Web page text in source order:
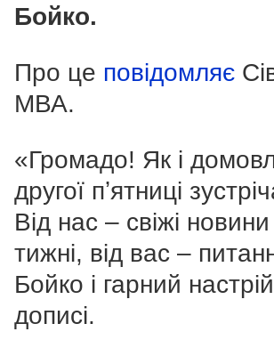
Бойко.
Про це повідомляє
МВА.
«Громадо! Як і
другої пʼятниці
Від нас – свіжі
тижні, від вас –
Бойко і гарний
дописі.